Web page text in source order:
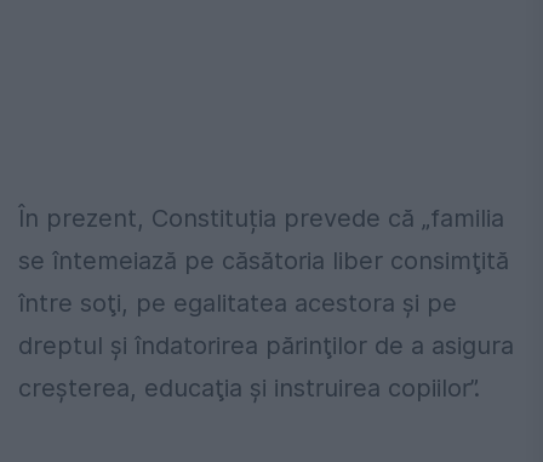
În prezent, Constituția prevede că „familia
se întemeiază pe căsătoria liber consimţită
între soţi, pe egalitatea acestora şi pe
dreptul şi îndatorirea părinţilor de a asigura
creşterea, educaţia şi instruirea copiilor”.